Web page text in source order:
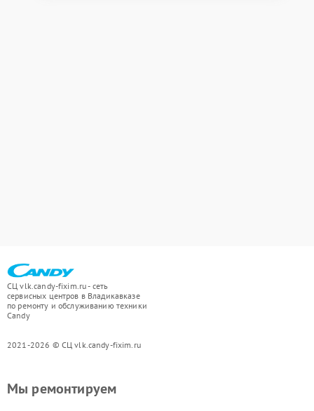
СЦ vlk.candy-fixim.ru - сеть
сервисных центров в Владикавказе
по ремонту и обслуживанию техники
Candy
2021-2026 © СЦ vlk.candy-fixim.ru
Мы ремонтируем